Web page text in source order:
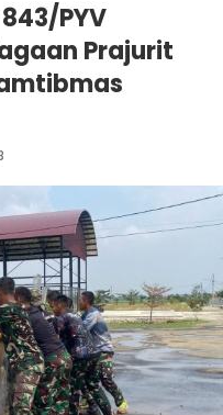
PYV
Prajurit